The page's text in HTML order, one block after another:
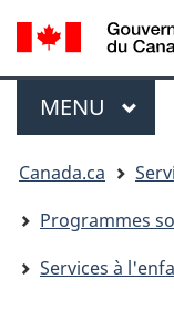
Menu
MENU
êtes
ici
Canada.ca
Programmes
Services à l'enfance et